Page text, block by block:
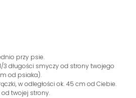
przy psie.
3 długości smyczy od strony twojego
od psiaka).
w odległości ok. 45 cm od Ciebie.
twojej strony.